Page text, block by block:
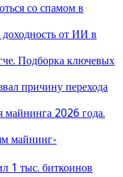
со спамом в
от ИИ в
Подборка ключевых
причину перехода
майнинга 2026 года.
майнинг-
тыс. биткоинов